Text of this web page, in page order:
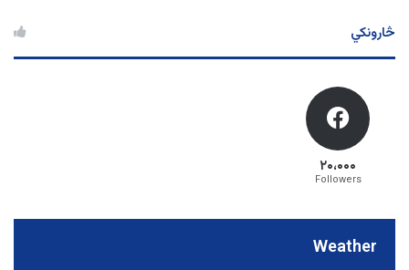
څارونکي
۲۰،۰۰۰
Followers
Weather